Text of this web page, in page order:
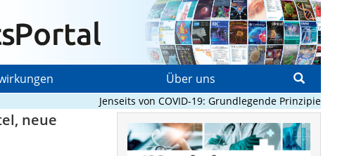
Über uns
Jenseits von COVID-19: Grundlegende Prinzipien, die
neue